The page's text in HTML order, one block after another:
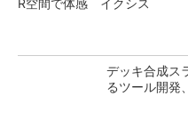
R空間で体感 イクシス
デッキ合成ス
るツール開発